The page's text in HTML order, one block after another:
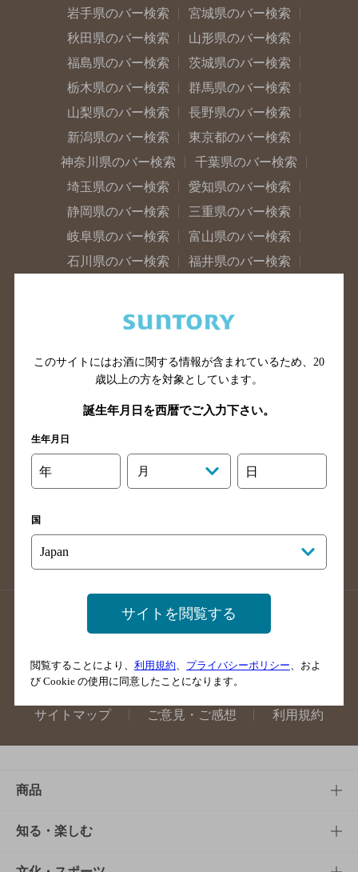
岩手県のバー検索
宮城県のバー検索
秋田県のバー検索
山形県のバー検索
福島県のバー検索
茨城県のバー検索
栃木県のバー検索
群馬県のバー検索
山梨県のバー検索
長野県のバー検索
新潟県のバー検索
東京都のバー検索
神奈川県のバー検索
千葉県のバー検索
埼玉県のバー検索
愛知県のバー検索
静岡県のバー検索
三重県のバー検索
岐阜県のバー検索
富山県のバー検索
石川県のバー検索
福井県のバー検索
兵庫県のバー検索
広島県のバー検索
岡山県のバー検索
山口県のバー検索
鳥取県のバー検索
島根県のバー検索
徳島県のバー検索
香川県のバー検索
高知県のバー検索
福岡県のバー検索
長崎県のバー検索
佐賀県のバー検索
宮崎県のバー検索
鹿児島県のバー検索
店舗登録方法のご案内
店舗情報更新方法のご案内
サイトマップ ご意見・ご感想 利用規約
商品
商品TOP
商品一覧
知る・楽しむ
このサイトにはお酒に関する情報が含まれているため、 20
歳以上の方を対象としています。
誕生年月日を西暦でご入力下さい。
生年月日
年 月 日
国
サイトを閲覧する
閲覧することにより、 利用規約、 プライバシーポリシー、およ
び Cookie の使用に同意したことになります。